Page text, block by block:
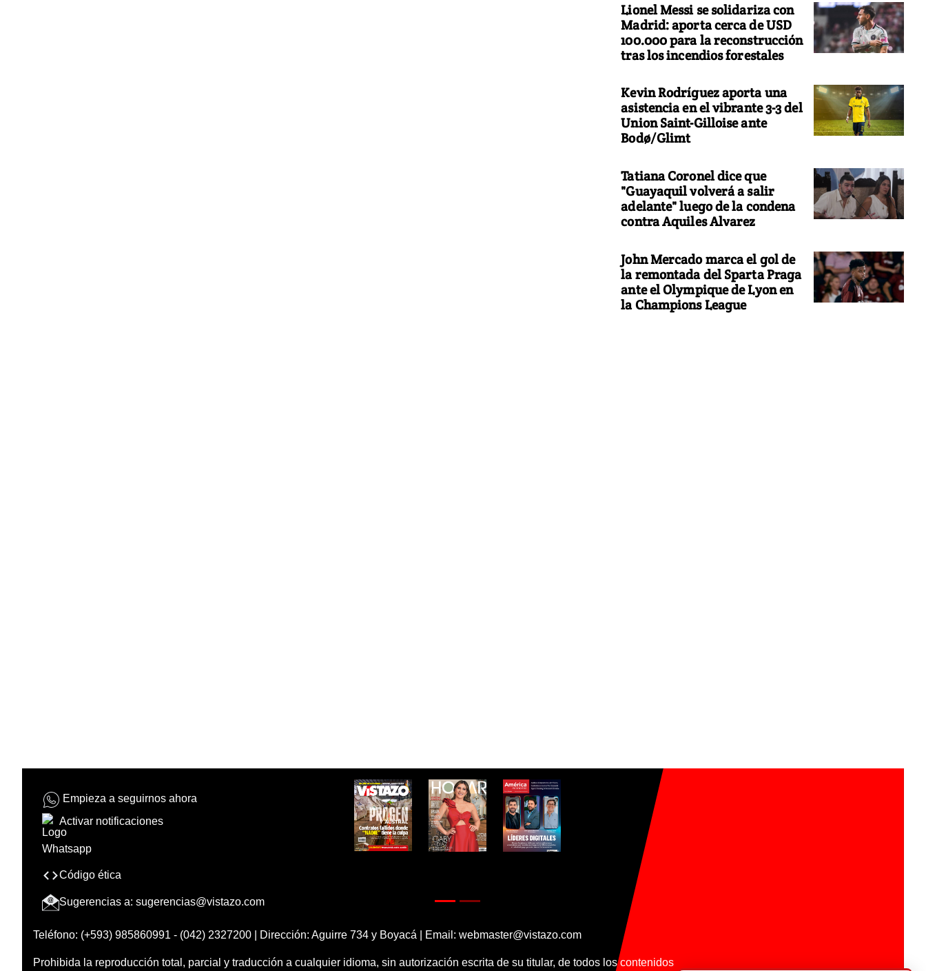
Lionel Messi se solidariza con
Madrid: aporta cerca de USD
100.000 para la reconstrucción
tras los incendios forestales
Kevin Rodríguez aporta una
asistencia en el vibrante 3-3 del
Union Saint-Gilloise ante
Bodø/Glimt
Tatiana Coronel dice que
"Guayaquil volverá a salir
adelante" luego de la condena
contra Aquiles Alvarez
John Mercado marca el gol de
la remontada del Sparta Praga
ante el Olympique de Lyon en
la Champions League
Empieza a seguirnos ahora
Activar notificaciones
Código ética
Sugerencias a: sugerencias@vistazo.com
Teléfono: (+593) 985860991 - (042) 2327200 | Dirección: Aguirre 734 y Boyacá | Email: webmaster@vistazo.com
Prohibida la reproducción total, parcial y traducción a cualquier idioma, sin autorización escrita de su titular, de todos los contenidos